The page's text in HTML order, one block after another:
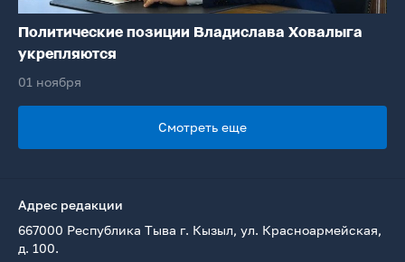
Политические позиции Владислава Ховалыга
укрепляются
01 ноября
Смотреть еще
Адрес редакции
667000 Республика Тыва г. Кызыл, ул. Красноармейская,
д. 100.